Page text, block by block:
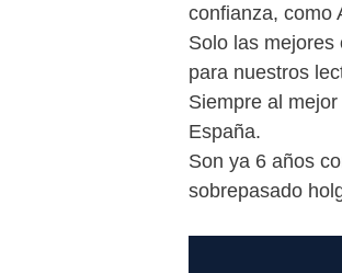
confianza, como
Solo las
para nuestros
Siempre al
España.
Son ya 6 años
sobrepasado